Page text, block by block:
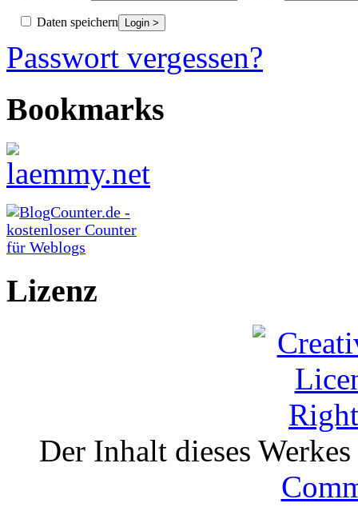
Daten speichern
Passwort vergessen?
Bookmarks
Lizenz
Der Inhalt dieses